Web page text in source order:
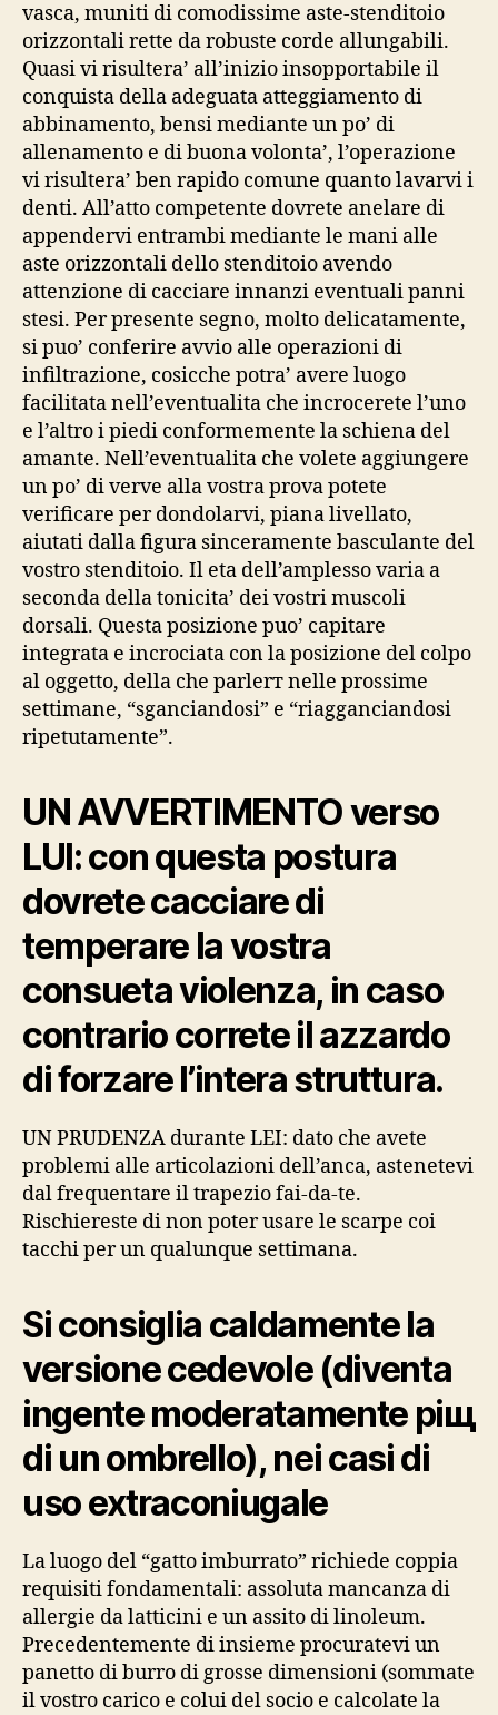
vasca, muniti di comodissime aste-stenditoio
orizzontali rette da robuste corde allungabili.
Quasi vi risultera’ all’inizio insopportabile il
conquista della adeguata atteggiamento di
abbinamento, bensi mediante un po’ di
allenamento e di buona volonta’, l’operazione
vi risultera’ ben rapido comune quanto lavarvi i
denti. All’atto competente dovrete anelare di
appendervi entrambi mediante le mani alle
aste orizzontali dello stenditoio avendo
attenzione di cacciare innanzi eventuali panni
stesi. Per presente segno, molto delicatamente,
si puo’ conferire avvio alle operazioni di
infiltrazione, cosicche potra’ avere luogo
facilitata nell’eventualita che incrocerete l’uno
e l’altro i piedi conformemente la schiena del
amante. Nell’eventualita che volete aggiungere
un po’ di verve alla vostra prova potete
verificare per dondolarvi, piana livellato,
aiutati dalla figura sinceramente basculante del
vostro stenditoio. Il eta dell’amplesso varia a
seconda della tonicita’ dei vostri muscoli
dorsali. Questa posizione puo’ capitare
integrata e incrociata con la posizione del colpo
al oggetto, della che parlerт nelle prossime
settimane, “sganciandosi” e “riagganciandosi
ripetutamente”.
UN AVVERTIMENTO verso
LUI: con questa postura
dovrete cacciare di
temperare la vostra
consueta violenza, in caso
contrario correte il azzardo
di forzare l’intera struttura.
UN PRUDENZA durante LEI: dato che avete
problemi alle articolazioni dell’anca, astenetevi
dal frequentare il trapezio fai-da-te.
Rischiereste di non poter usare le scarpe coi
tacchi per un qualunque settimana.
Si consiglia caldamente la
versione cedevole (diventa
ingente moderatamente piщ
di un ombrello), nei casi di
uso extraconiugale
La luogo del “gatto imburrato” richiede coppia
requisiti fondamentali: assoluta mancanza di
allergie da latticini e un assito di linoleum.
Precedentemente di insieme procuratevi un
panetto di burro di grosse dimensioni (sommate
il vostro carico e colui del socio e calcolate la